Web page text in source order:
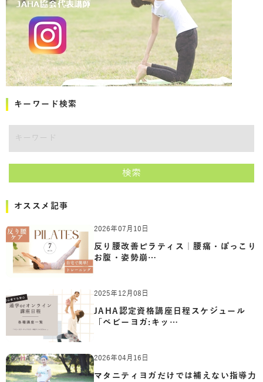
キーワード検索
検索
オススメ記事
2026年07月10日
反り腰改善ピラティス｜腰痛・ぽっこり
お腹・姿勢崩…
2025年12月08日
JAHA認定資格講座日程スケジュール
「ベビーヨガ:キッ…
2026年04月16日
マタニティヨガだけでは補えない指導力